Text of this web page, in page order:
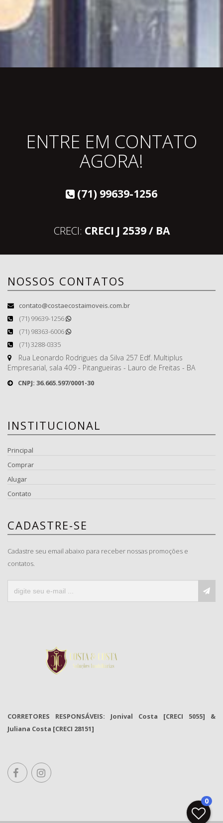
ENTRE EM CONTATO
AGORA!
(71) 99639-1256
CRECI: CRECI J 2539 / BA
NOSSOS CONTATOS
contato@costaecostaimoveis.com.br
(71) 99639-1256
(71) 98363-6006
(71) 3288-0335
Rua Leonardo Rodrigues da Silva 257 Edf. Multiplus
Empresarial, sala 409 - Pitangueiras - Lauro de Freitas - BA
CNPJ: 36.665.597/0001-30
INSTITUCIONAL
Principal
Comprar
Alugar
Contato
CADASTRE-SE
Cadastre seu email abaixo para receber nossas promoções e
contatos.
CORRETORES RESPONSÁVEIS: Jonival Costa [CRECI 5055] &
Juliana Costa [CRECI 28151]
0